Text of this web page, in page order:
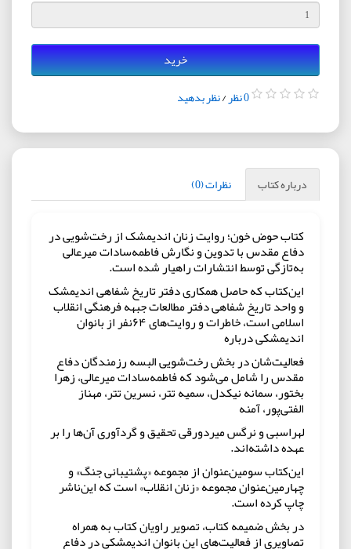
خرید
0 نظر /نظر بدهید
درباره کتاب نظرات (0)
کتاب حوض خون؛ روایت زنان اندیمشک از رخت‌شویی در
دفاع مقدس با تدوین و نگارش فاطمه‌سادات میرعالی
به‌تازگی توسط انتشارات راهیار شده است.
این‌کتاب که حاصل همکاری دفتر تاریخ شفاهی اندیمشک
و واحد تاریخ شفاهی دفتر مطالعات جبهه فرهنگی انقلاب
اسلامی است، خاطرات و روایت‌های ۶۴نفر از بانوان
اندیمشکی درباره
فعالیت‌شان در بخش رخت‌شویی البسه رزمندگان دفاع
مقدس را شامل می‌شود که فاطمه‌سادات میرعالی، زهرا
بختور، سمانه نیکدل، سمیه تتر، نسرین تتر، مهناز
الفتی‌پور، آمنه
لهراسبی و نرگس میردورقی تحقیق و گردآوری آن‌ها را بر
عهده داشته‌اند.
این‌کتاب سومین‌عنوان از مجموعه‌ «پشتیبانی جنگ» و
چهارمین‌عنوان مجموعه «زنان انقلاب» است که این‌ناشر
چاپ کرده است.
در بخش ضمیمه کتاب، تصویر راویان کتاب به همراه
تصاویری از فعالیت‌های این بانوان اندیمشکی در دفاع